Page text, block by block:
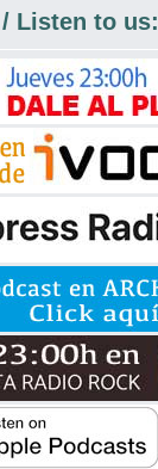
Listen to us: